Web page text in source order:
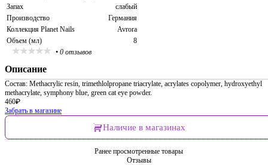
Запах
слабый
Производство
Германия
Коллекция Planet Nails
Avrora
Объем (мл)
8
• 0 отзывов
Описание
Состав: Methacrylic resin, trimethlolpropane triacrylate, acrylates copolymer, hydroxyethyl
methacrylate, symphony blue, green cat eye powder.
460₽
Забрать в магазине
Наличие в магазинах
Ранее просмотренные товары
Отзывы